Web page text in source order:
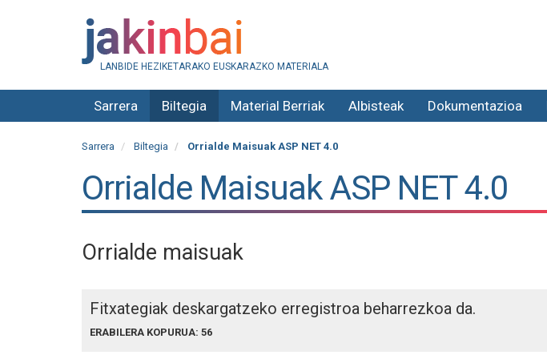
LANBIDE HEZIKETARAKO EUSKARAZKO MATERIALA
Sarrera Biltegia Material Berriak Albisteak Dokumentazioa
Sarrera Biltegia Orrialde Maisuak ASP NET 4.0
Orrialde Maisuak ASP NET 4.0
Orrialde maisuak
Fitxategiak deskargatzeko erregistroa beharrezkoa da.
ERABILERA KOPURUA: 56